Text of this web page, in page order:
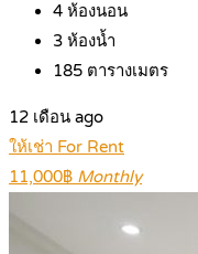
4 ห้องนอน
3 ห้องน้ำ
185 ตารางเมตร
12 เดือน ago
ให้เช่า For Rent
11,000฿ Monthly